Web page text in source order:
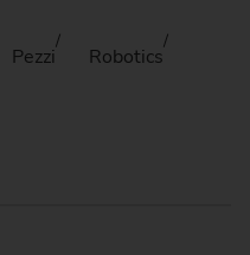
Pezzi
Robotics